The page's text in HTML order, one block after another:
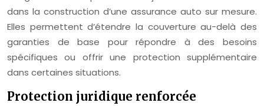
dans la construction d’une assurance auto sur mesure.
Elles permettent d’étendre la couverture au-delà des
garanties de base pour répondre à des besoins
spécifiques ou offrir une protection supplémentaire
dans certaines situations.
Protection juridique renforcée